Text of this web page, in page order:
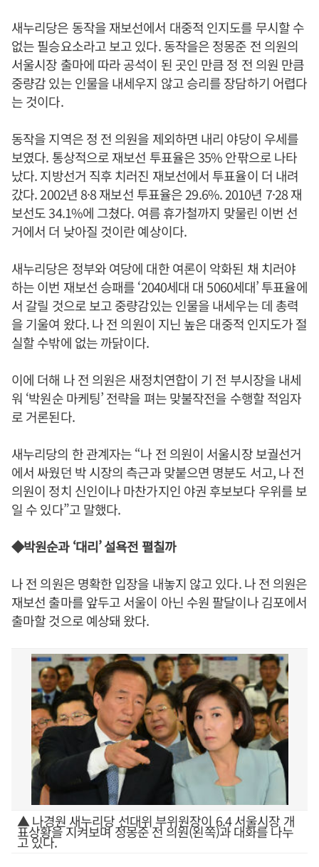
새누리당은 동작을 재보선에서 대중적 인지도를 무시할 수
없는 필승요소라고 보고 있다. 동작을은 정몽준 전 의원의
서울시장 출마에 따라 공석이 된 곳인 만큼 정 전 의원 만큼
중량감 있는 인물을 내세우지 않고 승리를 장담하기 어렵다
는 것이다.
동작을 지역은 정 전 의원을 제외하면 내리 야당이 우세를
보였다. 통상적으로 재보선 투표율은 35% 안팎으로 나타
났다. 지방선거 직후 치러진 재보선에서 투표율이 더 내려
갔다. 2002년 8·8 재보선 투표율은 29.6%. 2010년 7·28 재
보선도 34.1%에 그쳤다. 여름 휴가철까지 맞물린 이번 선
거에서 더 낮아질 것이란 예상이다.
새누리당은 정부와 여당에 대한 여론이 악화된 채 치러야
하는 이번 재보선 승패를 ‘2040세대 대 5060세대’ 투표율에
서 갈릴 것으로 보고 중량감있는 인물을 내세우는 데 총력
을 기울여 왔다. 나 전 의원이 지닌 높은 대중적 인지도가 절
실할 수밖에 없는 까닭이다.
이에 더해 나 전 의원은 새정치연합이 기 전 부시장을 내세
워 ‘박원순 마케팅’ 전략을 펴는 맞불작전을 수행할 적임자
로 거론된다.
새누리당의 한 관계자는 “나 전 의원이 서울시장 보궐선거
에서 싸웠던 박 시장의 측근과 맞붙으면 명분도 서고, 나 전
의원이 정치 신인이나 마찬가지인 야권 후보보다 우위를 보
일 수 있다”고 말했다.
◆박원순과 ‘대리’ 설욕전 펼칠까
나 전 의원은 명확한 입장을 내놓지 않고 있다. 나 전 의원은
재보선 출마를 앞두고 서울이 아닌 수원 팔달이나 김포에서
출마할 것으로 예상돼 왔다.
▲ 나경원 새누리당 선대위 부위원장이 6.4 서울시장 개
표상황을 지켜보며 정몽준 전 의원(왼쪽)과 대화를 나누
고 있다.